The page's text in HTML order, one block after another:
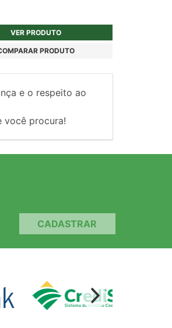
VER PRODUTO
PRODUTO
e o respeito ao
você procura!
CADASTRAR